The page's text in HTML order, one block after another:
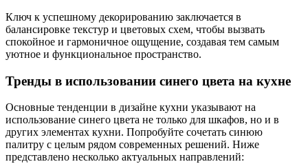
Ключ к успешному декорированию заключается в
балансировке текстур и цветовых схем, чтобы вызвать
спокойное и гармоничное ощущение, создавая тем самым
уютное и функциональное пространство.
Тренды в использовании синего цвета на кухне
Основные тенденции в дизайне кухни указывают на
использование синего цвета не только для шкафов, но и в
других элементах кухни. Попробуйте сочетать синюю
палитру с целым рядом современных решений. Ниже
представлено несколько актуальных направлений: